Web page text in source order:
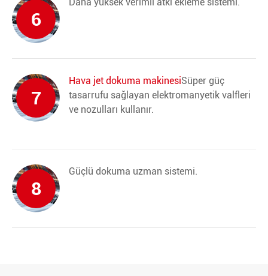
6
Daha yüksek verimli atkı ekleme sistemi.
7
Hava jet dokuma makinesiSüper güç
tasarrufu sağlayan elektromanyetik valfleri
ve nozulları kullanır.
8
Güçlü dokuma uzman sistemi.